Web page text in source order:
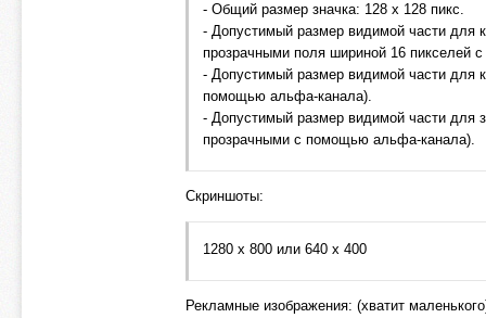
- Общий размер значка: 128 x 128 пикс.
- Допустимый размер видимой части для
прозрачными поля шириной 16 пикселей
- Допустимый размер видимой части для
помощью альфа-канала).
- Допустимый размер видимой части для
прозрачными с помощью альфа-канала).
Скриншоты:
1280 x 800 или 640 x 400
Рекламные изображения: (хватит